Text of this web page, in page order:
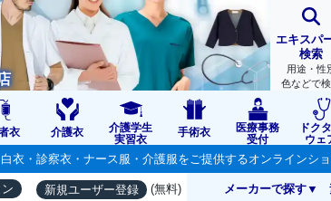
エキスパ
検索
用途・性
色などで
衣 介護衣
介護学生
実習衣
手術衣
医療事務
受付
ドク
ウェ
・診察衣・ナース服・介護服をご提供するオンラインショ
新規ユーザー登録 (無料) メーカーで探す